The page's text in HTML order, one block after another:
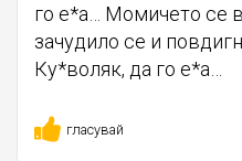
го е*а… Момичето се
зачудило се и
Ку*воляк, да го е*а…
гласувай